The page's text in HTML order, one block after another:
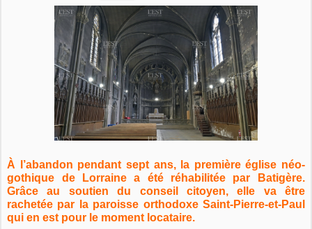
À l’abandon pendant sept ans, la première église néo-
gothique de Lorraine a été réhabilitée par Batigère.
Grâce au soutien du conseil citoyen, elle va être
rachetée par la paroisse orthodoxe Saint-Pierre-et-Paul
qui en est pour le moment locataire.